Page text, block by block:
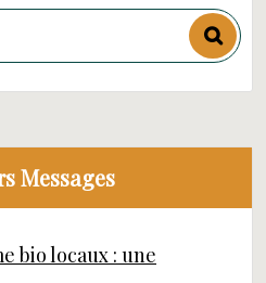
Messages
bio locaux : une